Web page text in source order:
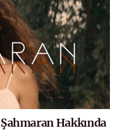
Hakkında